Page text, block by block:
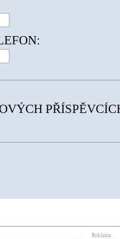
Reklama